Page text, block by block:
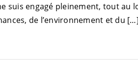
suis engagé pleinement, tout au
de l’environnement et du […]